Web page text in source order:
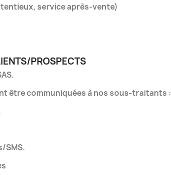
service après-vente)
PROSPECTS
être communiquées à nos sous-traitants :
SMS.